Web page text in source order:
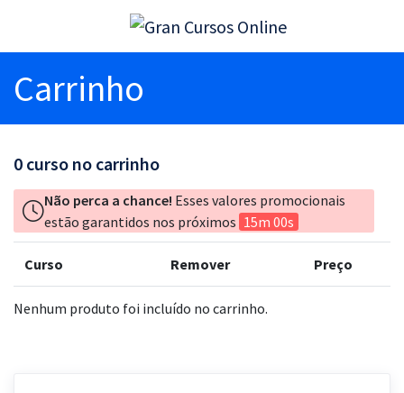
Carrinho
0 curso no carrinho
Não perca a chance! Esses valores promocionais
estão garantidos nos próximos 15m 00s
Curso Remover Preço
Nenhum produto foi incluído no carrinho.